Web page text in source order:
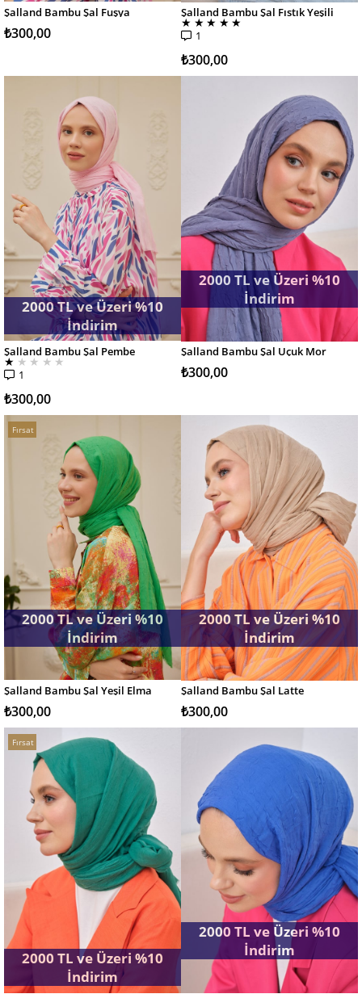
SEPETE EKLE
Şalland Bambu Şal Fuşya
₺300,00
SEPETE EKLE
Şalland Bambu Şal Fıstık Yeşili
★ ★ ★ ★ ★
1
₺300,00
SEPETE EKLE
Şalland Bambu Şal Pembe
★ ★ ★ ★ ★
1
2000 TL ve Üzeri %10
İndirim
₺300,00
SEPETE EKLE
Şalland Bambu Şal Uçuk Mor
2000 TL ve Üzeri %10
İndirim
₺300,00
SEPETE EKLE
Fırsat
Şalland Bambu Şal Yeşil Elma
2000 TL ve Üzeri %10
İndirim
₺300,00
SEPETE EKLE
Şalland Bambu Şal Latte
2000 TL ve Üzeri %10
İndirim
₺300,00
Fırsat
Ürünü
2000 TL ve Üzeri %10
İndirim
2000 TL ve Üzeri %10
İndirim